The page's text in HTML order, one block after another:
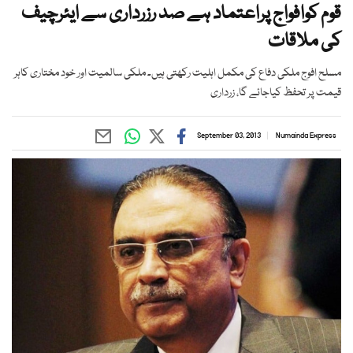
قوم کوافواج پراعتماد ہے صد رزرداری سے ایئرچیف
کی ملاقات
مسلح افوج ملکی دفاع کی مکمل اہلیت رکھتی ہیں۔ ملکی سالمیت اور خود مختاری کاہر
قیمت پر تحفظ کیاجائے گا، زرداری
Numainda Express
September 03, 2013